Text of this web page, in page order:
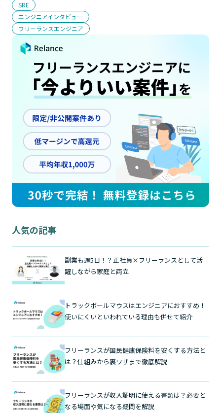
SRE
エンジニアインタビュー
フリーランスエンジニア
人気の記事
副業も週5日！？正社員×フリーランスとして活
躍しながら家庭と両立
トラックボールマウスはエンジニアにおすすめ！
使いにくいといわれている理由も併せて紹介
フリーランスが国民健康保険料を安くする方法と
は？仕組みから裏ワザまで徹底解説
フリーランスが収入証明に使える書類は？必要と
なる場面や気になる疑問を解説